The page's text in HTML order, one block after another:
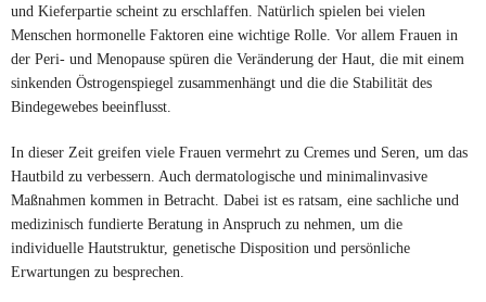
und Kieferpartie scheint zu erschlaffen. Natürlich spielen bei vielen
Menschen hormonelle Faktoren eine wichtige Rolle. Vor allem Frauen in
der Peri- und Menopause spüren die Veränderung der Haut, die mit einem
sinkenden Östrogenspiegel zusammenhängt und die die Stabilität des
Bindegewebes beeinflusst.
In dieser Zeit greifen viele Frauen vermehrt zu Cremes und Seren, um das
Hautbild zu verbessern. Auch dermatologische und minimalinvasive
Maßnahmen kommen in Betracht. Dabei ist es ratsam, eine sachliche und
medizinisch fundierte Beratung in Anspruch zu nehmen, um die
individuelle Hautstruktur, genetische Disposition und persönliche
Erwartungen zu besprechen.